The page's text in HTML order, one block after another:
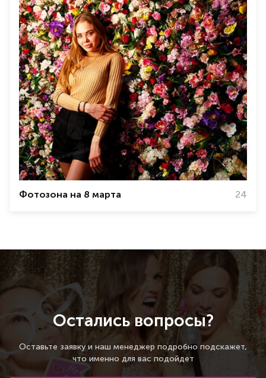
Фотозона на 8 марта 24
Остались вопросы?
Оставьте заявку и наш менеджер подробно подскажет,
что именно для вас подойдет